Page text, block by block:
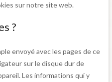
sur notre site web.
?
envoyé avec les pages de ce
sur le disque dur de
Les informations qui y